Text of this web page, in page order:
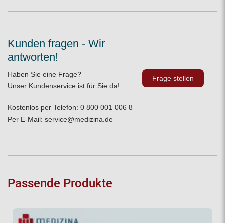
Kunden fragen - Wir
antworten!
Haben Sie eine Frage?
Unser Kundenservice ist für Sie da!
Kostenlos per Telefon: 0 800 001 006 8
Per E-Mail: service@medizina.de
Frage stellen
Passende Produkte